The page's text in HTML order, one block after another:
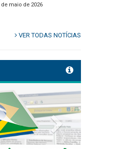
maio de 2026
VER TODAS NOTÍCIAS
Next